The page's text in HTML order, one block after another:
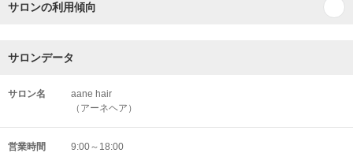
サロンの利用傾向
サロンデータ
サロン名
aane hair
（アーネヘア）
営業時間 9:00～18:00